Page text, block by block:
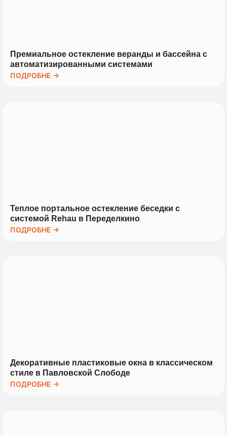
Премиальное остекление веранды и бассейна с
автоматизированными системами
ПОДРОБНЕ →
Теплое портальное остекление беседки с
системой Rehau в Переделкино
ПОДРОБНЕ →
Декоративные пластиковые окна в классическом
стиле в Павловской Слободе
ПОДРОБНЕ →